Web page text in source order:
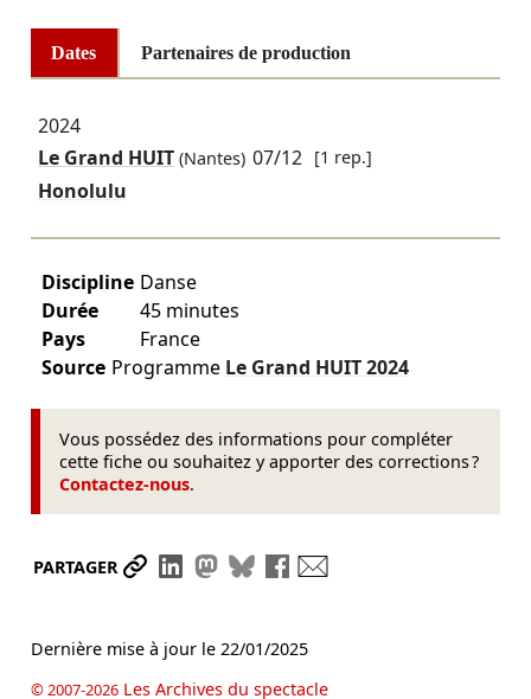
Dates Partenaires de production
2024
Le Grand HUIT(Nantes) 07/12 [1 rep.]
Honolulu
Discipline Danse
Durée
45 minutes
Pays
France
Source Programme Le Grand HUIT2024
Vous possédez des informations pour compléter
cette fiche ou souhaitez y apporter des corrections ?
Contactez-nous.
PARTAGER Partager le lien
Partager sur LinkedIn
Partager sur Mastodon
Partager sur Bluesky
Partager sur Facebook
Dernière mise à jour le 22/01/2025
© 2007-2026Les Archives du spectacle